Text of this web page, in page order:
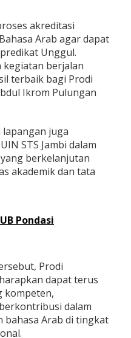
akreditasi
Arab agar dapat
Unggul.
kegiatan berjalan
terbaik bagi Prodi
Ikrom Pulungan
juga
STS Jambi dalam
berkelanjutan
akademik dan tata
Pondasi
Prodi
dapat terus
kompeten,
dalam
bahasa Arab di tingkat